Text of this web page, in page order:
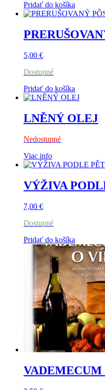
Pridať do košíka
5,00 €
Dostupné
Pridať do košíka
LNĚNÝ OLEJ
Nedostupné
Viac info
VÝŽIVA
7,00 €
Dostupné
Pridať do košíka
VADEMECUM